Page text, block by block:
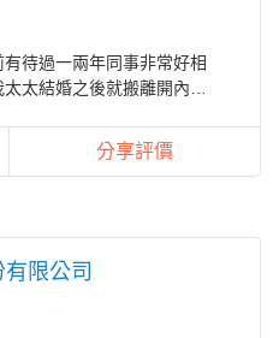
待過一兩年同事非常好相
太結婚之後就搬離開內湖
分享評價
限公司